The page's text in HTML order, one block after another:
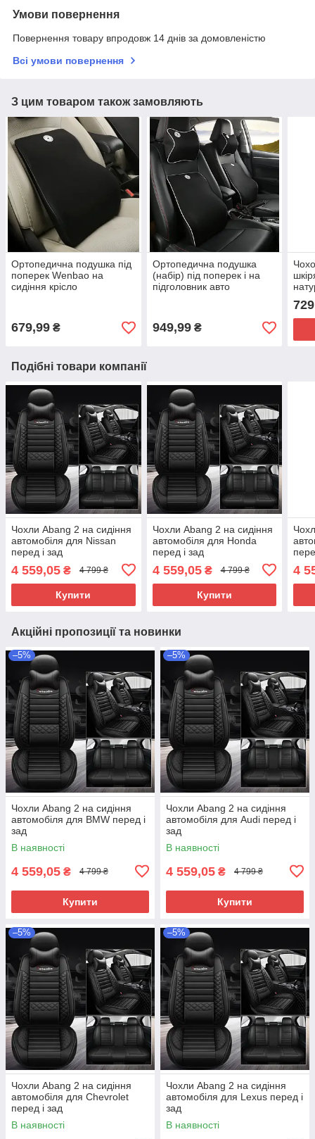
Умови повернення
Повернення товару впродовж 14 днів за домовленістю
Всі умови повернення
З цим товаром також замовляють
Ортопедична подушка під
поперек Wenbao на
сидіння крісло
679,99 ₴
Ортопедична подушка
(набір) під поперек і на
підголовник авто
949,99₴
Подібні товари компанії
Чохли Abang 2 на сидіння
автомобіля для Nissan
перед і зад
4 559,05 ₴ 4 799 ₴
Купити
Чохли Abang 2 на сидіння
автомобіля для Honda
перед і зад
4 559,05₴ 4 799 ₴
Купити
4
Акційні пропозиції та новинки
–5%
Чохли Abang 2 на сидіння
автомобіля для BMW перед і
зад
В наявності
4 559,05 ₴ 4 799 ₴
Купити
–5%
Чохли Abang 2 на сидіння
автомобіля для Audi перед і
зад
В наявності
4 559,05 ₴ 4 799 ₴
Купити
–5%
Чохли Abang 2 на сидіння
автомобіля для Chevrolet
перед і зад
В наявності
–5%
Чохли Abang 2 на сидіння
автомобіля для Lexus перед і
зад
В наявності